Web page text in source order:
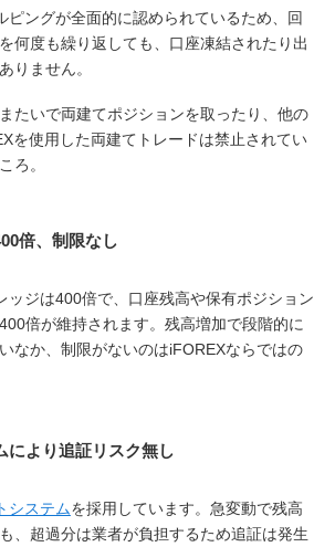
ピングが全面的に認められているため、回
何度も繰り返しても、口座凍結されたり出
りません。
たいで両建てポジションを取ったり、他の
を使用した両建てトレードは禁止されてい
ろ。
倍、制限なし
ッジは400倍で、口座残高や保有ポジション
倍が維持されます。残高増加で段階的に
なか、制限がないのはiFOREXならではの
により追証リスク無し
システムを採用しています。急変動で残高
、超過分は業者が負担するため追証は発生